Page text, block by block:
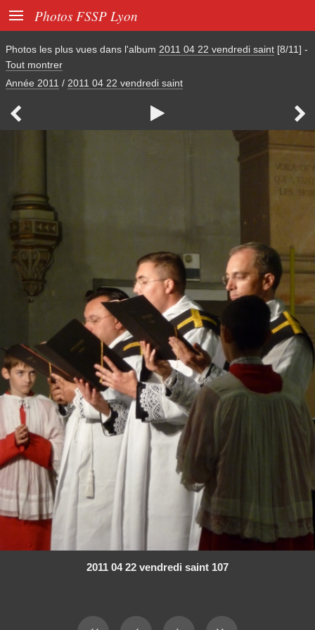
 Photos FSSP Lyon
Photos les plus vues dans l'album 2011 04 22 vendredi saint [8/11] -
Tout montrer
Année 2011 / 2011 04 22 vendredi saint
  
2011 04 22 vendredi saint 107